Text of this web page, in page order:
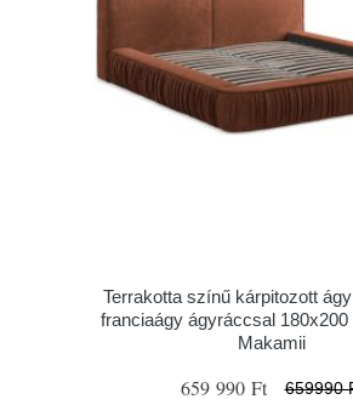
Terrakotta színű kárpitozott
franciaágy ágyráccsal
Makamii
659 990 Ft 659990